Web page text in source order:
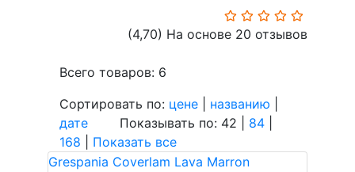
(4,70) На основе 20 отзывов
Всего товаров: 6
Сортировать по: цене названию
дате Показывать по: 42 | 84
168
Показать все
Grespania Coverlam Lava Marron